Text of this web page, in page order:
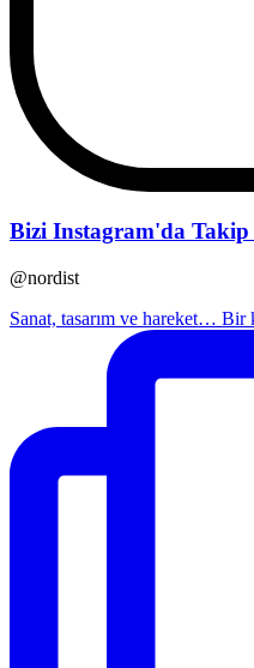
Bizi Instagram'da
@nordist
Sanat, tasarım ve hareket… Bir